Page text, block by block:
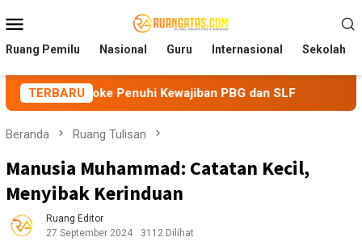
ke
kontenMobile
Ruang Pemilu Nasional Guru Internasional Sekolah
TERBARU
Penuhi Kewajiban PBG dan SLF BEM Nusantara
Beranda Ruang Tulisan
Manusia Muhammad: Catatan Kecil,
Menyibak Kerinduan
Ruang Editor
27 September 2024
3112 Dilihat